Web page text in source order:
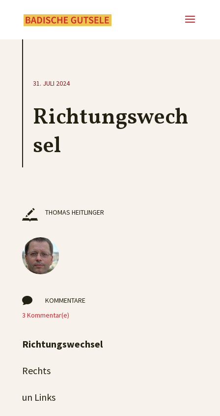
31. JULI 2024
Richtungswech
sel
THOMAS HEITLINGER

KOMMENTARE
3 Kommentar(e)
Richtungswechsel
Rechts
un Links